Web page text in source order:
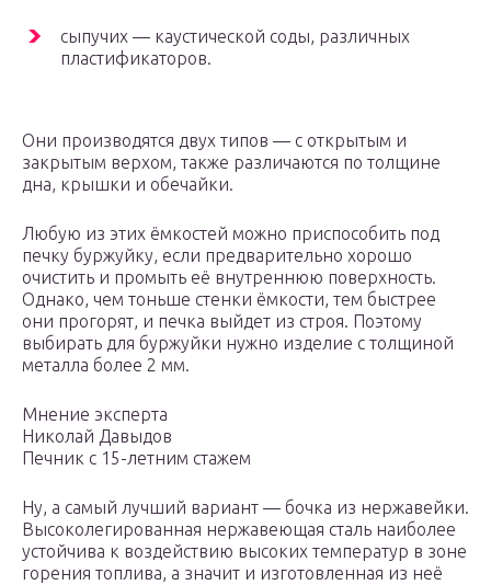
сыпучих — каустической соды, различных
пластификаторов.
Они производятся двух типов — с открытым и
закрытым верхом, также различаются по толщине
дна, крышки и обечайки.
Любую из этих ёмкостей можно приспособить под
печку буржуйку, если предварительно хорошо
очистить и промыть её внутреннюю поверхность.
Однако, чем тоньше стенки ёмкости, тем быстрее
они прогорят, и печка выйдет из строя. Поэтому
выбирать для буржуйки нужно изделие с толщиной
металла более 2 мм.
Мнение эксперта
Николай Давыдов
Печник с 15-летним стажем
Ну, а самый лучший вариант — бочка из нержавейки.
Высоколегированная нержавеющая сталь наиболее
устойчива к воздействию высоких температур в зоне
горения топлива, а значит и изготовленная из неё